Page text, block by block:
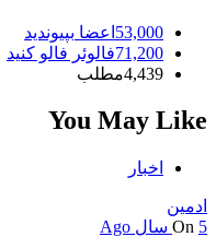
53,000 اعضا بپیوندید
71,200فالوئر فالو کنید
4,439مطلب
You May Like
اخبار
ادمین
On 5 سال Ago